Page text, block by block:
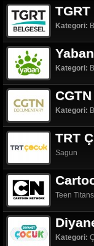
Kategori:
Kategori:
Kategori:
TRT
Sagun
Teen
Kategori: